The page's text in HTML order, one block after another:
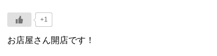
+1
お店屋さん開店です！